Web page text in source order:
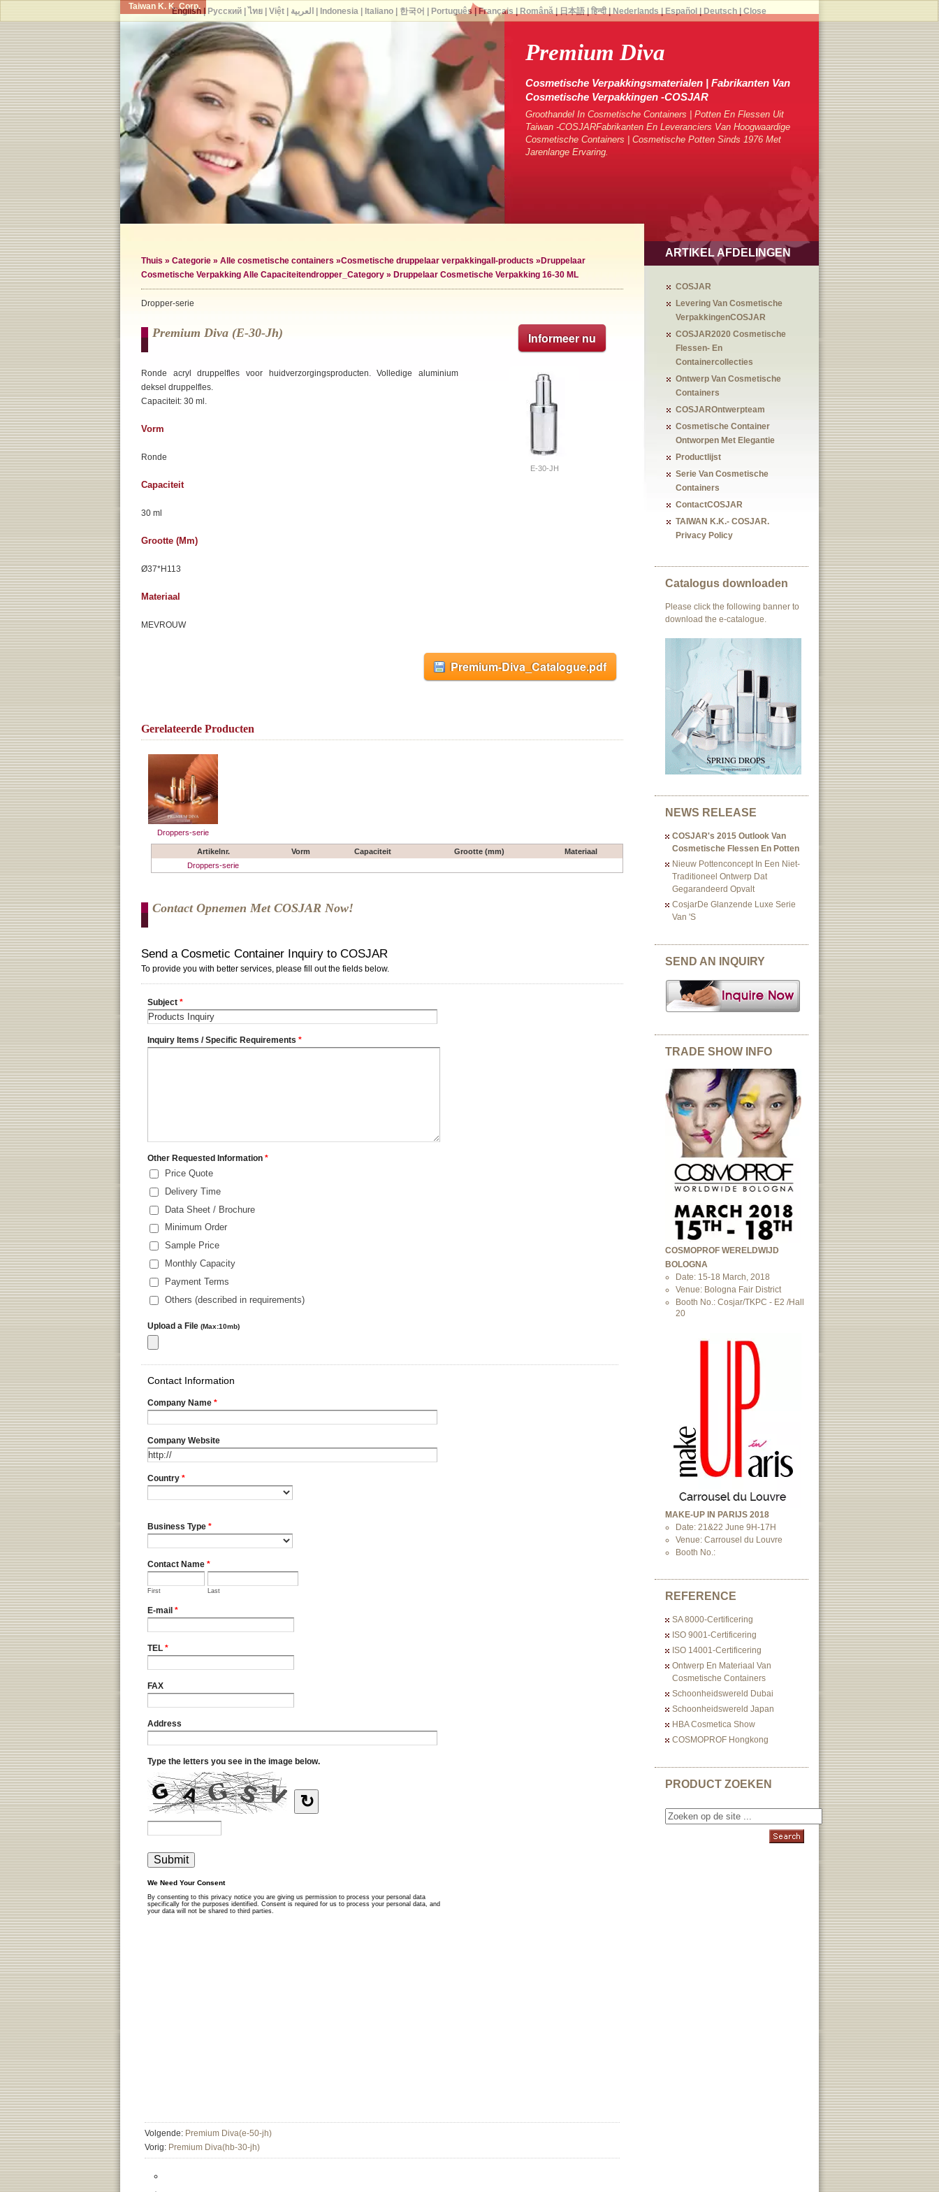
Taiwan K. K. Corp.
Premium Diva
Cosmetische Verpakkingsmaterialen | Fabrikanten Van
Cosmetische Verpakkingen -COSJAR
Groothandel In Cosmetische Containers | Potten En Flessen Uit
Taiwan -COSJARFabrikanten En Leveranciers Van Hoogwaardige
Cosmetische Containers | Cosmetische Potten Sinds 1976 Met
Jarenlange Ervaring.
Thuis » Categorie » Alle cosmetische containers »Cosmetische druppelaar verpakkingall-products » Druppelaar
Cosmetische Verpakking Alle Capaciteitendropper_Category » Druppelaar Cosmetische Verpakking 16-30 ML
Dropper-serie
Informeer nu
Premium Diva (e-30-Jh)
E-30-JH
Ronde acryl druppelfles voor huidverzorgingsproducten. Volledige aluminium
deksel druppelfles.
Capaciteit: 30 ml.
Vorm
Ronde
Capaciteit
30 ml
Grootte (mm)
Ø37*H113
Materiaal
MEVROUW
Premium-Diva_Catalogue.pdf
Gerelateerde Producten
Droppers-serie
Artikelnr. Vorm Capaciteit Grootte (mm)
Materiaal
Droppers-serie
Contact Opnemen Met COSJAR Now!
Volgende: Premium Diva(e-50-jh)
Vorig: Premium Diva(hb-30-jh)
ARTIKEL AFDELINGEN
COSJAR
Levering Van Cosmetische
VerpakkingenCOSJAR
COSJAR2020 Cosmetische
Flessen- En
Containercollecties
Ontwerp Van Cosmetische
Containers
COSJAROntwerpteam
Cosmetische Container
Ontworpen Met Elegantie
Productlijst
Serie Van Cosmetische
Containers
ContactCOSJAR
TAIWAN K.K.- COSJAR.
Privacy Policy
Catalogus downloaden
Please click the following banner to
download the e-catalogue.
NEWS RELEASE
COSJAR's 2015 Outlook Van
Cosmetische Flessen En Potten
Nieuw Pottenconcept In Een Niet-
Traditioneel Ontwerp Dat
Gegarandeerd Opvalt
CosjarDe Glanzende Luxe Serie
Van 's
SEND AN INQUIRY
TRADE SHOW INFO
COSMOPROF WERELDWIJD
BOLOGNA
Date: 15-18 March, 2018
Venue: Bologna Fair District
Booth No.: Cosjar/TKPC - E2 /Hall
20
MAKE-UP IN PARIJS 2018
Date: 21&22 June 9H-17H
Venue: Carrousel du Louvre
Booth No.:
REFERENCE
SA 8000-Certificering
ISO 9001-Certificering
ISO 14001-Certificering
Ontwerp En Materiaal Van
Cosmetische Containers
Schoonheidswereld Dubai
Schoonheidswereld Japan
HBA Cosmetica Show
COSMOPROF Hongkong
PRODUCT ZOEKEN
English| Русский| ไทย| Việt| العربية Indonesia| Italiano| 한국어 Português Français Română| 日本語| हिन्दी| Nederlands Español Deutsch| Close